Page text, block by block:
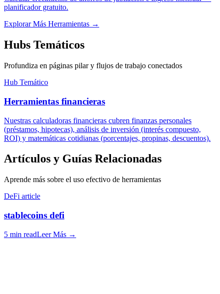
planificador gratuito.
Explorar Más Herramientas →
Hubs Temáticos
Profundiza en páginas pilar y flujos de trabajo conectados
Hub Temático
Herramientas financieras
Nuestras calculadoras financieras cubren finanzas personales
(préstamos, hipotecas), análisis de inversión (interés compuesto,
ROI) y matemáticas cotidianas (porcentajes, propinas, descuentos).
Artículos y Guías Relacionadas
Aprende más sobre el uso efectivo de herramientas
DeFi article
stablecoins defi
5 min readLeer Más →